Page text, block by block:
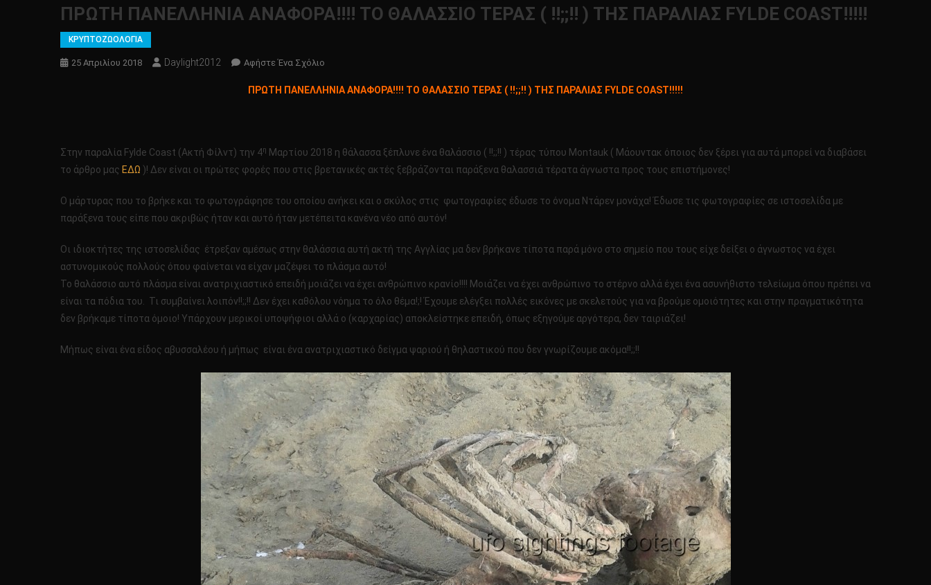
ΠΡΩΤΗ ΠΑΝΕΛΛΗΝΙΑ ΑΝΑΦΟΡΑ!!!! ΤΟ ΘΑΛΑΣΣΙΟ ΤΕΡΑΣ ( !!;;!! ) ΤΗΣ ΠΑΡΑΛΙΑΣ FYLDE COAST!!!!!
ΚΡΥΠΤΟΖΩΟΛΟΓΙΑ
25 Απριλίου 2018 Daylight2012 Αφήστε Ένα Σχόλιο
ΠΡΩΤΗ
ΘΑΛΑΣΣΙΟ
ΤΕΡΑΣ
!!;;!!
)
ΠΑΡΑΛΙΑΣ
FYLDE
COAST!!!!!
ΠΡΩΤΗ ΠΑΝΕΛΛΗΝΙΑ ΑΝΑΦΟΡΑ!!!! ΤΟ ΘΑΛΑΣΣΙΟ ΤΕΡΑΣ ( !!;;!! ) ΤΗΣ ΠΑΡΑΛΙΑΣ FYLDE COAST!!!!!
Στην παραλία Fylde Coast (Ακτή Φίλντ) την 4η Μαρτίου 2018 η θάλασσα ξέπλυνε ένα θαλάσσιο ( !!;;!! ) τέρας τύπου Montauk ( Μάουντακ όποιος δεν ξέρει για αυτά μπορεί να διαβάσει
το άρθρο μας ΕΔΩ )! Δεν είναι οι πρώτες φορές που στις βρετανικές ακτές ξεβράζονται παράξενα θαλασσιά τέρατα άγνωστα προς τους επιστήμονες!
Ο μάρτυρας που το βρήκε και το φωτογράφησε του οποίου ανήκει και ο σκύλος στις φωτογραφίες έδωσε το όνομα Ντάρεν μονάχα! Έδωσε τις φωτογραφίες σε ιστοσελίδα με
παράξενα τους είπε που ακριβώς ήταν και αυτό ήταν μετέπειτα κανένα νέο από αυτόν!
Οι ιδιοκτήτες της ιστοσελίδας έτρεξαν αμέσως στην θαλάσσια αυτή ακτή της Αγγλίας μα δεν βρήκανε τίποτα παρά μόνο στο σημείο που τους είχε δείξει ο άγνωστος να έχει
αστυνομικούς πολλούς όπου φαίνεται να είχαν μαζέψει το πλάσμα αυτό!
Το θαλάσσιο αυτό πλάσμα είναι ανατριχιαστικό επειδή μοιάζει να έχει ανθρώπινο κρανίο!!!! Μοιάζει να έχει ανθρώπινο το στέρνο αλλά έχει ένα ασυνήθιστο τελείωμα όπου πρέπει να
είναι τα πόδια του. Τι συμβαίνει λοιπόν!!;;!! Δεν έχει καθόλου νόημα το όλο θέμα!;! Έχουμε ελέγξει πολλές εικόνες με σκελετούς για να βρούμε ομοιότητες και στην πραγματικότητα
δεν βρήκαμε τίποτα όμοιο! Υπάρχουν μερικοί υποψήφιοι αλλά ο (καρχαρίας) αποκλείστηκε επειδή, όπως εξηγούμε αργότερα, δεν ταιριάζει!
Μήπως είναι ένα είδος αβυσσαλέου ή μήπως είναι ένα ανατριχιαστικό δείγμα ψαριού ή θηλαστικού που δεν γνωρίζουμε ακόμα!!;;!!